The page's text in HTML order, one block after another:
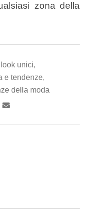
zona della
look unici,
e tendenze,
della moda
RedditShare